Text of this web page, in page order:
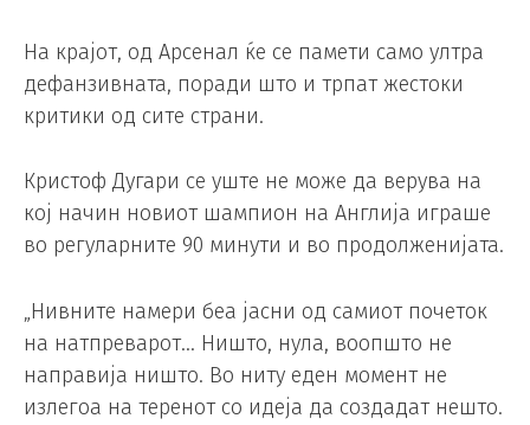
На крајот, од Арсенал ќе се памети само ултра
дефанзивната, поради што и трпат жестоки
критики од сите страни.
Кристоф Дугари се уште не може да верува на
кој начин новиот шампион на Англија играше
во регуларните 90 минути и во продолженијата.
„Нивните намери беа јасни од самиот почеток
на натпреварот… Ништо, нула, воопшто не
направија ништо. Во ниту еден момент не
излегоа на теренот со идеја да создадат нешто.